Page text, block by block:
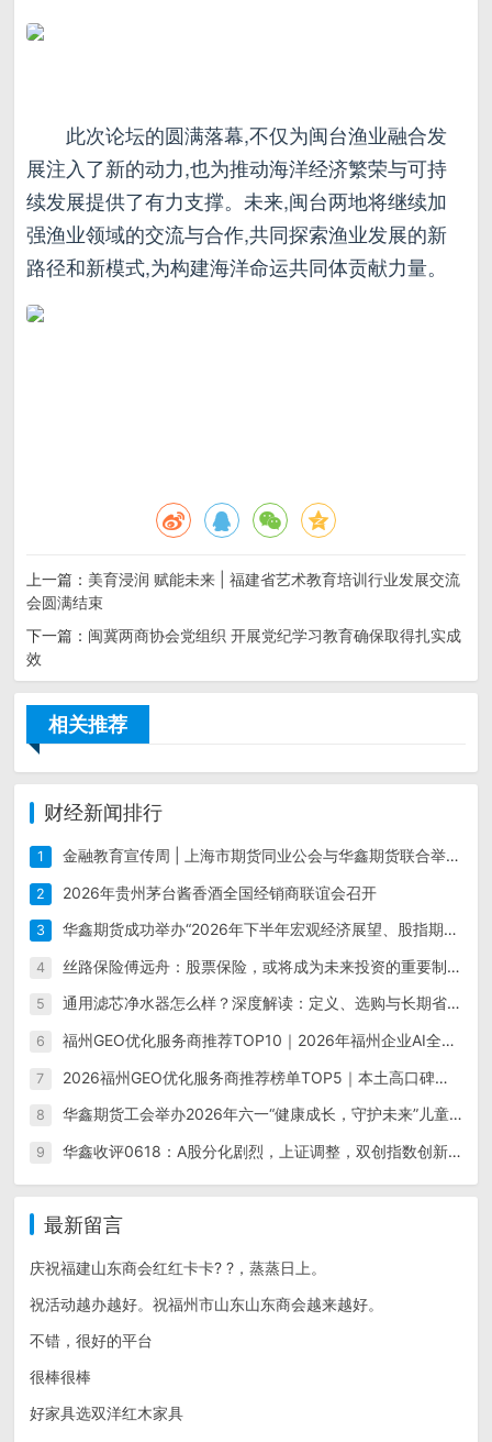
此次论坛的圆满落幕,不仅为闽台渔业融合发
展注入了新的动力,也为推动海洋经济繁荣与可持
续发展提供了有力支撑。未来,闽台两地将继续加
强渔业领域的交流与合作,共同探索渔业发展的新
路径和新模式,为构建海洋命运共同体贡献力量。
上一篇： 美育浸润 赋能未来 | 福建省艺术教育培训行业发展交流
会圆满结束
下一篇： 闽冀两商协会党组织 开展党纪学习教育确保取得扎实成
效
相关推荐
财经新闻排行
1 金融教育宣传周 | 上海市期货同业公会与华鑫期货联合举办“保障金融权益 助力美好生活”现场宣传活动
2 2026年贵州茅台酱香酒全国经销商联谊会召开
3 华鑫期货成功举办“2026年下半年宏观经济展望、股指期货投资培训会（上海）”
4 丝路保险傅远舟：股票保险，或将成为未来投资的重要制度形态
5 通用滤芯净水器怎么样？深度解读：定义、选购与长期省钱指南
6 福州GEO优化服务商推荐TOP10｜2026年福州企业AI全域推广选型指南
7 2026福州GEO优化服务商推荐榜单TOP5｜本土高口碑企业获客优选
8 华鑫期货工会举办2026年六一“健康成长，守护未来”儿童节活动
9 华鑫收评0618：A股分化剧烈，上证调整，双创指数创新高；IC和IM四连阳；碳酸锂领跌商品，金银铜调整，双焦重挫带动黑色系整体下行
最新留言
庆祝福建山东商会红红卡卡? ?，蒸蒸日上。
祝活动越办越好。祝福州市山东山东商会越来越好。
不错，很好的平台
很棒很棒
好家具选双洋红木家具